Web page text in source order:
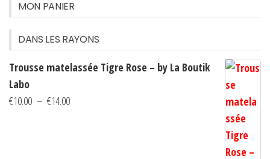
être
sur
la
du
produit
MON PANIER
DANS LES RAYONS
Trousse matelassée Tigre Rose – by La Boutik
Labo
€10.00 – €14.00Plage